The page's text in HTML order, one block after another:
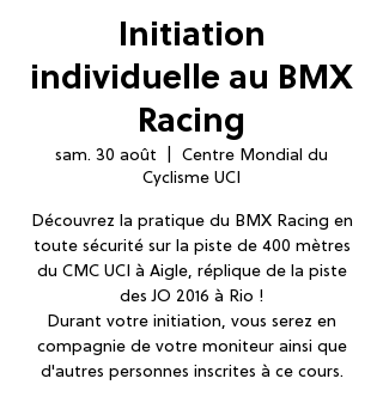
Initiation
individuelle au BMX
Racing
sam. 30 août
Centre Mondial du
Cyclisme UCI
Découvrez la pratique du BMX Racing en
toute sécurité sur la piste de 400 mètres
du CMC UCI à Aigle, réplique de la piste
des JO 2016 à Rio !
Durant votre initiation, vous serez en
compagnie de votre moniteur ainsi que
d'autres personnes inscrites à ce cours.